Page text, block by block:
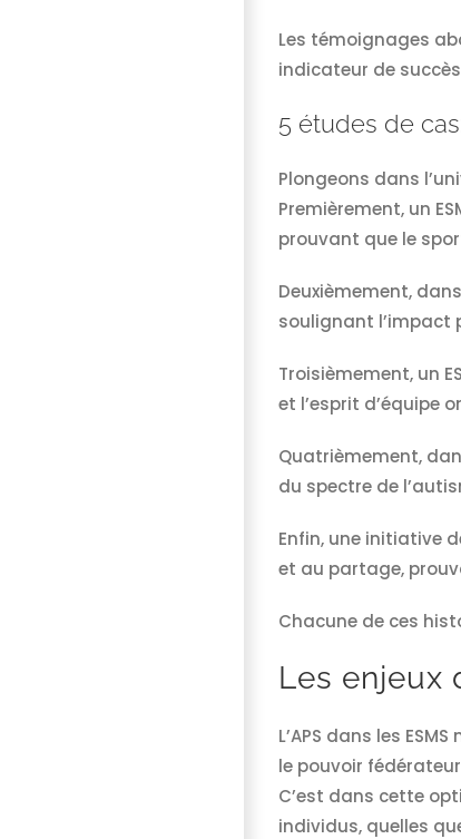
Les témoignages
indicateur de
5 études de
Plongeons dans
Premièrement, un
prouvant que le
Deuxièmement,
soulignant l’impact
Troisièmement, un
et l’esprit d’équipe
Quatrièmement,
du spectre de
Enfin, une initiative
et au partage,
Chacune de ces
Les enjeux
L’APS dans les
le pouvoir
C’est dans cette
individus, quelles